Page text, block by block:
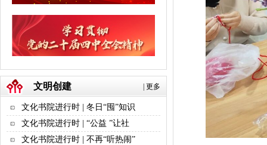
更多
文明创建
文化书院进行时 | 冬日“囤”知识
文化书院进行时 | “公益 ”让社
文化书院进行时 | 不再“听热闹”